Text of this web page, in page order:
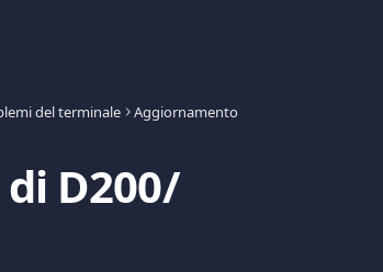
del terminale
Aggiornamento
D200/